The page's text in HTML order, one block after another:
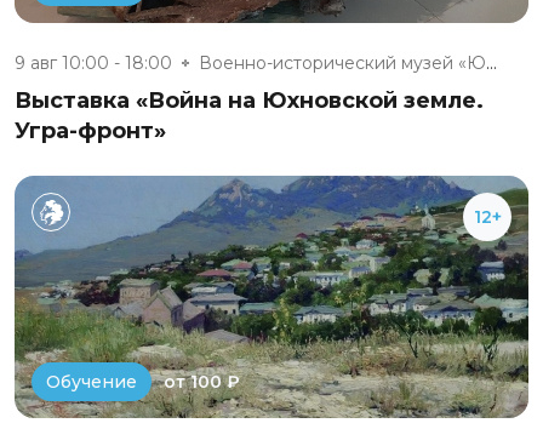
9 авг 10:00 - 18:00 Военно-исторический музей «Юхн...
Выставка «Война на Юхновской земле.
Угра-фронт»
12+
Обучение от 100 ₽